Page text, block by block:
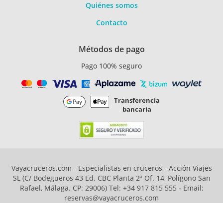
Quiénes somos
Contacto
Métodos de pago
Pago 100% seguro
Transferencia
bancaria
Vayacruceros.com - Especialistas en cruceros - Acción Viajes
SL (C/ Bodegueros 43 Ed. CBC Planta 2ª Of. 14, Polígono San
Rafael, Málaga. CP: 29006) Tel: +34 917 815 555 - Email:
reservas@vayacruceros.com